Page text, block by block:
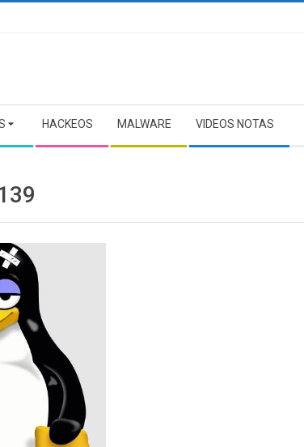
HACKEOS MALWARE VIDEOS NOTAS